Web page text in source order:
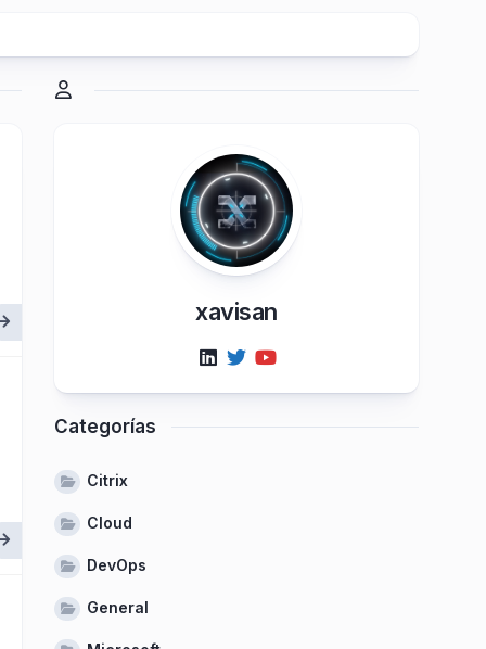
xavisan
Categorías
Citrix
Cloud
DevOps
General